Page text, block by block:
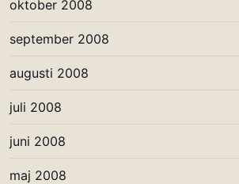
oktober 2008
september 2008
augusti 2008
juli 2008
juni 2008
maj 2008